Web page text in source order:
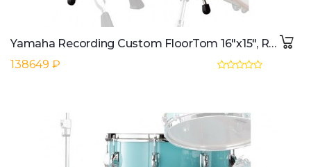
Yamaha Recording Custom FloorTom 16"x15", Real Wood
138649 ₽